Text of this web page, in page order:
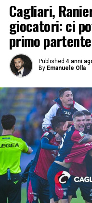
Cagliari,
giocatori: ci
primo partente
Published 4 anni
By Emanuele Olla